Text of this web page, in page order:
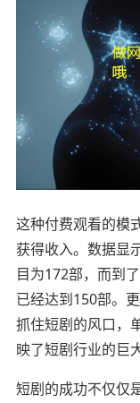
这种付费观看的模
获得收入。‌数据显
目为172部，‌而到
已经达到150部。‌
抓住短剧的风口，‌
映了短剧行业的巨
短剧的成功不仅仅